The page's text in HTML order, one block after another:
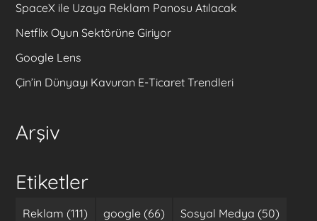
SpaceX ile Uzaya Reklam Panosu Atılacak
Netflix Oyun Sektörüne Giriyor
Google Lens
Çin’in Dünyayı Kavuran E-Ticaret Trendleri
Arşiv
Etiketler
Reklam (111) google (66) Sosyal Medya (50)